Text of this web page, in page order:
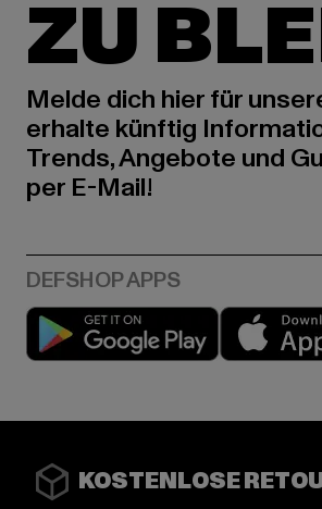
ZU
Melde dich hier für
erhalte künftig
Trends, Angebote und
per E-Mail!
Play market
KOSTENLOSE